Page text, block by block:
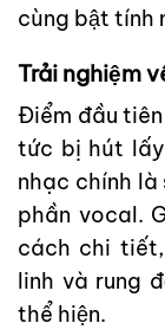
cùng bật tính
Trải nghiệm
Điểm đầu
tức bị hút
nhạc chính
phần vocal.
cách chi
linh và rung
thể hiện.